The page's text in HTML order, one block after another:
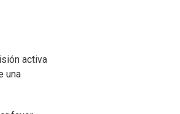
activa
una